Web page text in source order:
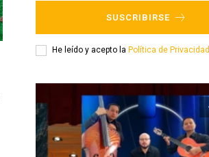
SUSCRIBIRSE
He leído y acepto la Política de Privacidad